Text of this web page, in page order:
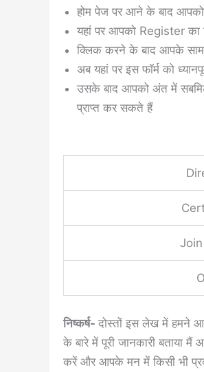
होम पेज पर आने के बाद
यहां पर आपको Register का
क्लिक करने के बाद आपके
अब यहां पर इस फॉर्म को
उसके बाद आपको अंत में
प्राप्त कर सकते हैं
निष्कर्ष- दोस्तों इस लेख में हमने
के बारे में पूरी जानकारी बताया
करें और आपके मन में किसी भी